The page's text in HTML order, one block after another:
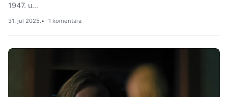
1947. u…
31. jul 2025. 1 komentara